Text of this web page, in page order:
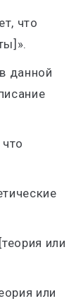
что
данной
или
или